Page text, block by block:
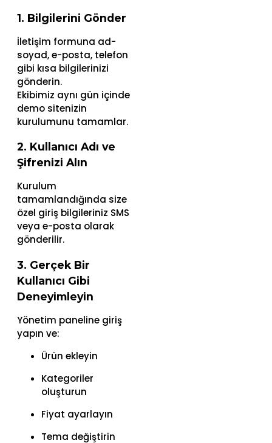
1. Bilgilerini Gönder
İletişim formuna ad-
soyad, e-posta, telefon
gibi kısa bilgilerinizi
gönderin.
Ekibimiz aynı gün içinde
demo sitenizin
kurulumunu tamamlar.
2. Kullanıcı Adı ve
Şifrenizi Alın
Kurulum
tamamlandığında size
özel giriş bilgileriniz SMS
veya e-posta olarak
gönderilir.
3. Gerçek Bir
Kullanıcı Gibi
Deneyimleyin
Yönetim paneline giriş
yapın ve:
Ürün ekleyin
Kategoriler
oluşturun
Fiyat ayarlayın
Tema değiştirin